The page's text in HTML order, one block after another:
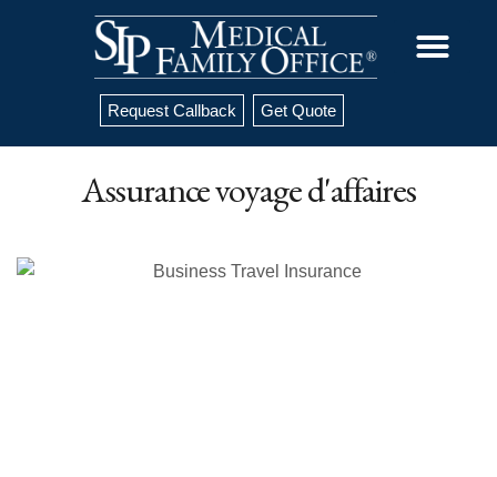
Request Callback Get Quote
Assurance voyage d'affaires